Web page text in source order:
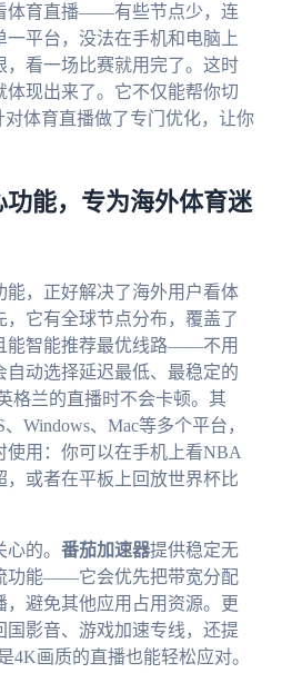
体育直播——有些节点少，连
平台，没法在手机和电脑上
，看一场比赛就用完了。这时
体现出来了。它不仅能帮你切
体育直播做了专门优化，让你
能，专为海外体育迷
能，正好解决了海外用户看体
它有全球节点分布，覆盖了
能智能推荐最优线路——不用
动选择延迟最低、最稳定的
格兰的直播时不会卡顿。其
Windows、Mac等多个平台，
使用：你可以在手机上看NBA
，或者在平板上回放世界杯比
的。 番茄加速器提供稳定无
功能——它会优先把带宽分配
避免其他应用占用资源。更
国影音、游戏加速专线，还提
4K画质的直播也能轻松应对。